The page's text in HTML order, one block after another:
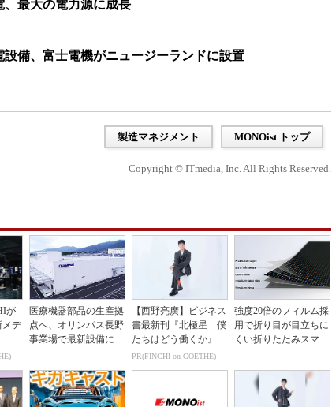
、最大の電力源に成長
設備、富士電機がニュージーランドに設置
製造マネジメント MONOist トップ
Copyright © ITmedia, Inc. All Rights Reserved.
が
メデ
医療機器部品の生産拠
点へ、オリンパス長野
事業場で最新設備に機
【西野亮廣】ビジネス
書最新刊『北極星 僕
たちはどう働くか』
PR(FINCHI on GOETHE)
強度20倍のフィルム採
用で折り目が目立ちに
くい折りたたみスマホ